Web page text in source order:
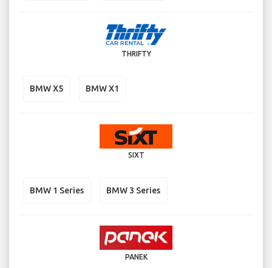
THRIFTY
BMW X5 BMW X1
SIXT
BMW 1 Series BMW 3 Series
PANEK